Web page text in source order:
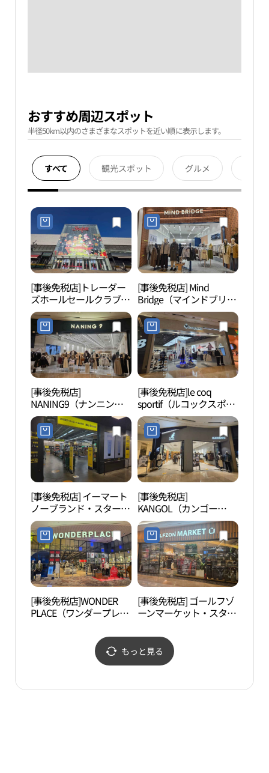
おすすめ周辺スポット
半径50km以内のさまざまなスポットを近い順に表示します。
すべて 観光スポット グルメ
[事後免税店]トレーダー
ズホールセールクラブ・
スターフィールドハナム
（河南）店(트레이더스
홀세일클럽 스타필드 하
남점)
[事後免税店] Mind
Bridge（マインドブリッ
ジ）スターフィールドハ
ナム（河南）店(마인드
브릿지 스타필드 하남점)
[事後免税店]
NANING9（ナンニン
グ）・スターフィールド
ハナム（河南）店(난닝
구 스타필드 하남점)
[事後免税店]le coq
sportif（ルコックスポル
ティフ）・スターフィー
ルドハナム（河南）店
(르꼬끄스포르티브 스타
필드 하남점)
[事後免税店] イーマート
ノーブランド・スターフ
ィールドハナム（河南）
店(노브랜드 스타필드 하
남점)
[事後免税店]
KANGOL（カンゴー
ル）・スターフィールド
ハナム（河南）店(캉골
스타필드 하남점)
[事後免税店]WONDER
PLACE（ワンダープレイ
ハナム（河南）店(원더
플레이스 스타필드 하남
[事後免税店] ゴールフゾ
ーンマーケット・スター
南）店(골프존마켓 스타
필드 하남점)
もっと見る